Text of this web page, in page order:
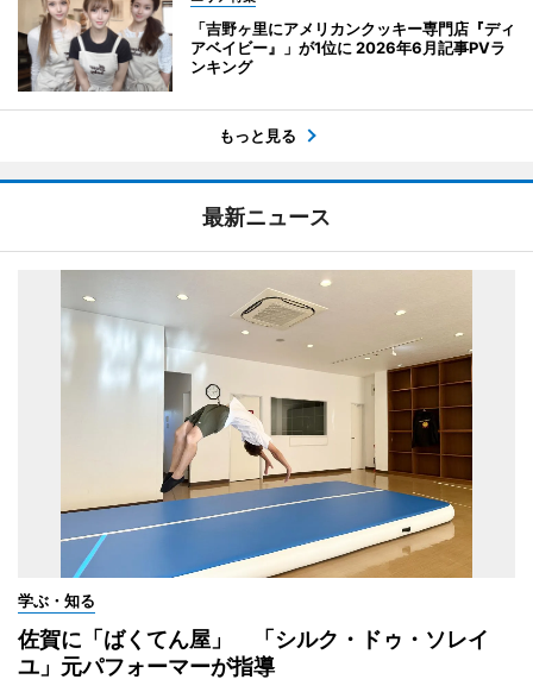
「吉野ヶ里にアメリカンクッキー専門店『ディ
アベイビー』」が1位に 2026年6月記事PVラ
ンキング
もっと見る
最新ニュース
学ぶ・知る
佐賀に「ばくてん屋」 「シルク・ドゥ・ソレイ
ユ」元パフォーマーが指導